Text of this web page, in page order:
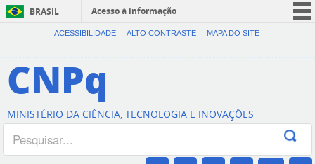
BRASIL
Acesso à informação
CORONAVÍRUS (COVID-19)
Canais
ACESSIBILIDADE ALTO CONTRASTE MAPA DO SITE
CNPq
MINISTÉRIO DA CIÊNCIA, TECNOLOGIA E INOVAÇÕES